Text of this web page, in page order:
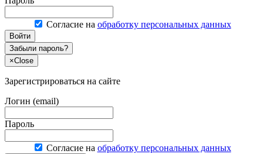
Согласие на обработку персональных данных
Войти
Забыли пароль?
×Close
Зарегистрироваться на сайте
Логин (email)
Пароль
Согласие на обработку персональных данных